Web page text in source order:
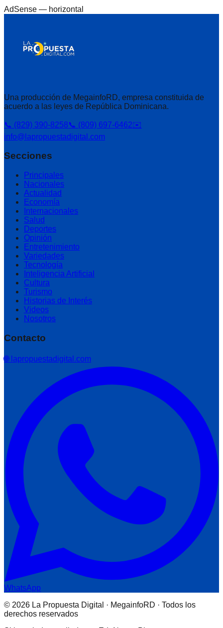
AdSense — horizontal
Una producción de MegainfoRD, empresa constituida de
acuerdo a las leyes de República Dominicana.
📞 (829) 390-8258📞 (809) 697-6462✉️
info@lapropuestadigital.com
Secciones
Principales
Nacionales
Actualidad
Economía
Internacionales
Salud
Deportes
Opinión
Entretenimiento
Variedades
Tecnología
Inteligencia Artificial
Cultura
Turismo
Historias de Interés
Videos
Nosotros
Contacto
🌐 lapropuestadigital.com
WhatsApp
© 2026 La Propuesta Digital · MegainfoRD · Todos los
derechos reservados